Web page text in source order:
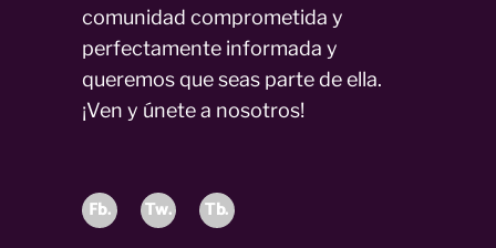
comunidad comprometida y
perfectamente informada y
queremos que seas parte de ella.
¡Ven y únete a nosotros!
Fb. Tw. Tb.